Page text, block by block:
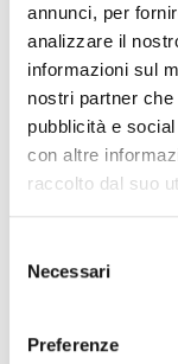
annunci, per
analizzare il
informazioni sul
nostri partner
pubblicità e
con altre
raccolto dal suo
delNecessari
Preferenze
plafond
di opportunità,
A) Per tutti i
bandoè previsto
formazione
B) Per i gruppi/
prima
l’accesso a un
partecipazione
affiancamento